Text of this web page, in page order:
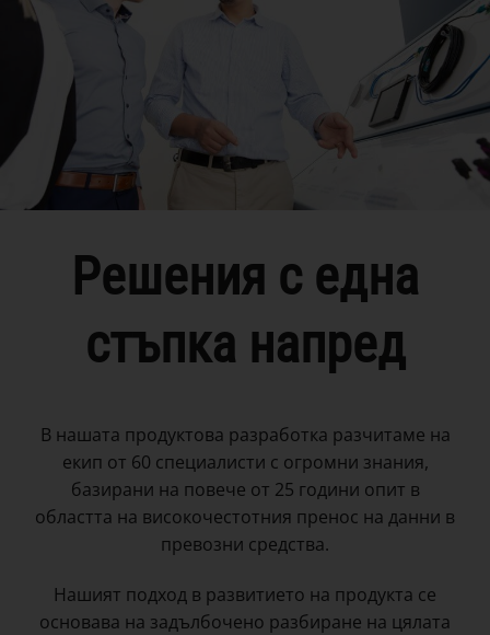
Решения с една
стъпка напред
В нашата продуктова разработка разчитаме на
екип от 60 специалисти с огромни знания,
базирани на повече от 25 години опит в
областта на високочестотния пренос на данни в
превозни средства.
Нашият подход в развитието на продукта се
основава на задълбочено разбиране на цялата